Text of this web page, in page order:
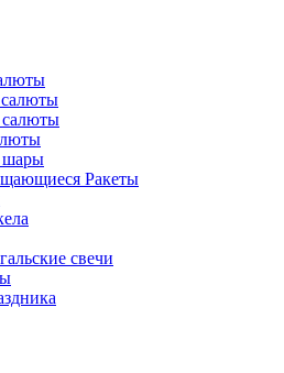
шары
Ракеты
свечи